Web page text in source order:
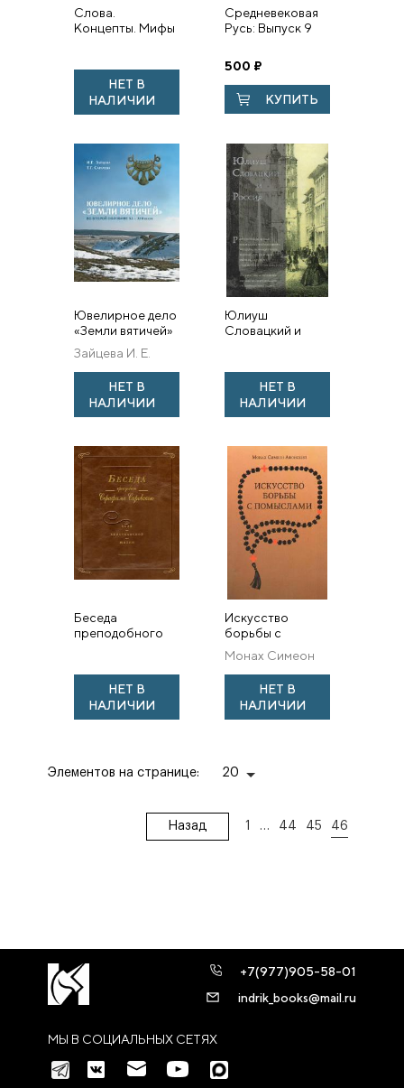
Слова.
Концепты. Мифы
НЕТ В
НАЛИЧИИ
Средневековая
Русь: Выпуск 9
500 ₽
КУПИТЬ
Ювелирное дело
«Земли вятичей»
второй
половины XI – XIII
в.
Зайцева И. Е.
НЕТ В
НАЛИЧИИ
Юлиуш
Словацкий и
НЕТ В
НАЛИЧИИ
Беседа
преподобного
цели
христианской
жизни
НЕТ В
НАЛИЧИИ
Искусство
борьбы с
помыслами (для
монахов)
Монах Симеон
НЕТ В
НАЛИЧИИ
Элементов на странице: 20
Назад 1 … 44 45 46
МЫ В СОЦИАЛЬНЫХ СЕТЯХ
+7(977)905-58-01
indrik_books@mail.ru